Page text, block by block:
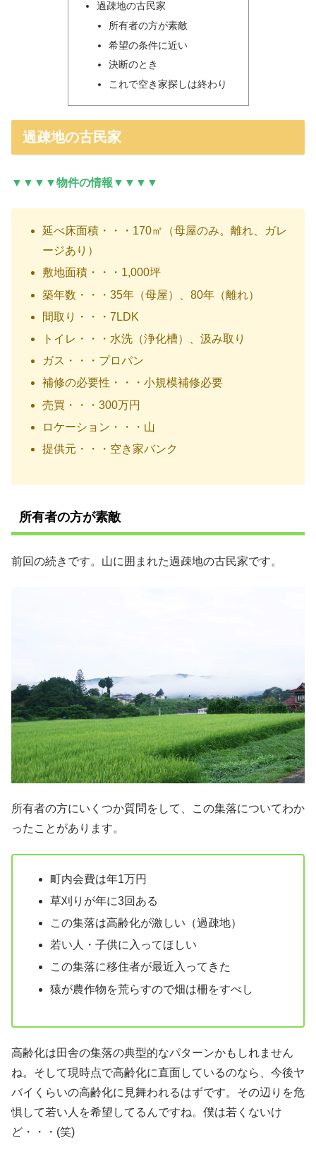
過疎地の古民家
所有者の方が素敵
希望の条件に近い
決断のとき
これで空き家探しは終わり
過疎地の古民家
▼▼▼▼物件の情報▼▼▼▼
延べ床面積・・・170㎡（母屋のみ。離れ、ガレ
ージあり）
敷地面積・・・1,000坪
築年数・・・35年（母屋）、80年（離れ）
間取り・・・7LDK
トイレ・・・水洗（浄化槽）、汲み取り
ガス・・・プロパン
補修の必要性・・・小規模補修必要
売買・・・300万円
ロケーション・・・山
提供元・・・空き家バンク
所有者の方が素敵
前回の続きです。山に囲まれた過疎地の古民家です。
所有者の方にいくつか質問をして、この集落についてわか
ったことがあります。
町内会費は年1万円
草刈りが年に3回ある
この集落は高齢化が激しい（過疎地）
若い人・子供に入ってほしい
この集落に移住者が最近入ってきた
猿が農作物を荒らすので畑は柵をすべし
高齢化は田舎の集落の典型的なパターンかもしれません
ね。そして現時点で高齢化に直面しているのなら、今後ヤ
バイくらいの高齢化に見舞われるはずです。その辺りを危
惧して若い人を希望してるんですね。僕は若くないけ
ど・・・(笑)